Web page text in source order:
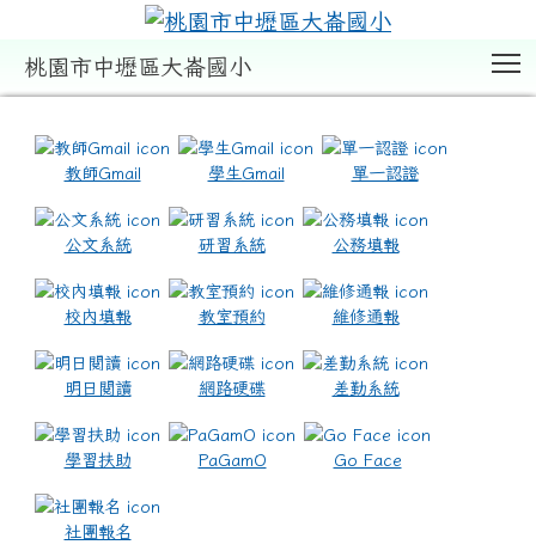
桃園市中壢區大崙國小
教師Gmail 學生Gmail 單一認證
公文系統 研習系統 公務填報
校內填報 教室預約 維修通報
明日閱讀 網路硬碟 差勤系統
學習扶助 PaGamO Go Face
社團報名